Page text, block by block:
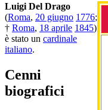
Luigi Del Drago
(Roma, 20 giugno 1776;
† Roma, 18 aprile 1845)
è stato un cardinale
italiano.
Cenni
biografici